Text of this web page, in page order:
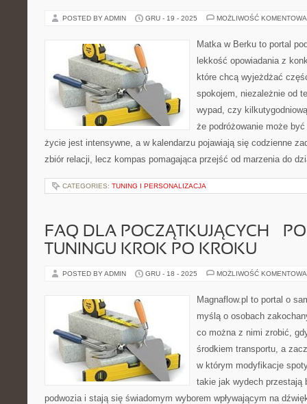
POSTED BY ADMIN GRU - 19 - 2025 MOŻLIWOŚĆ
Matka w Berku to portal
lekkość opowiadania z
które chcą wyjeżdżać
spokojem, niezależnie od
wypad, czy
że podróżowanie może
życie jest intensywne, a w kalendarzu pojawiają się codzienne
zbiór relacji, lecz kompas pomagająca przejść od marzenia do
CATEGORIES: TUNING I PERSONALIZACJA
FAQ DLA POCZĄTKUJĄCYCH –
TUNINGU KROK PO KROKU
POSTED BY ADMIN GRU - 18 - 2025 MOŻLIWOŚĆ
Magnaflow.pl to portal o
myślą o osobach
co można z nimi zrobić,
środkiem transportu, a
w którym modyfikacje
takie jak wydech przestają
podwozia i stają się świadomym wyborem wpływającym na